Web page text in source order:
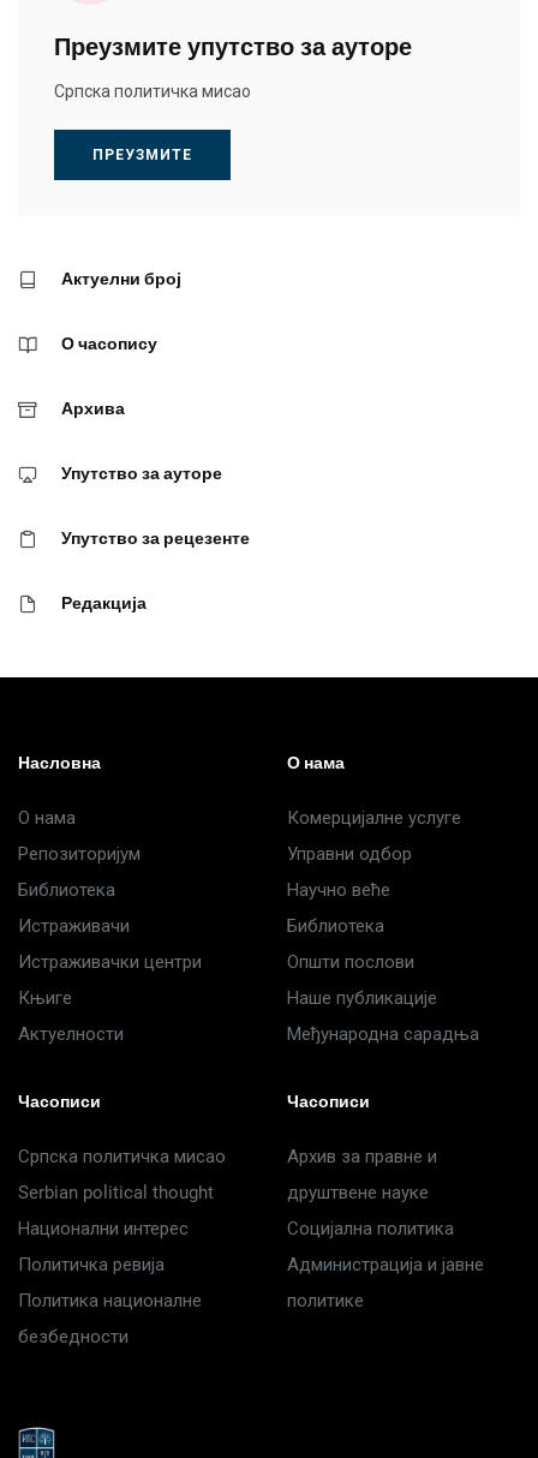
Преузмите упутство за ауторе
Српска политичка мисао
ПРЕУЗМИТЕ
Актуелни број
О часопису
Архива
Упутство за ауторе
Упутство за рецезенте
Редакција
Насловна
О нама
Репозиторијум
Библиотека
Истраживачи
Истраживачки центри
Књиге
Актуелности
О нама
Комерцијалне услуге
Управни одбор
Научно веће
Библиотека
Општи послови
Наше публикације
Међународна сарадња
Часописи
Српска политичка мисао
Serbian political thought
Национални интерес
Политичка ревија
Политика националне
безбедности
Часописи
Архив за правне и
друштвене науке
Социјална политика
Администрација и јавне
политике